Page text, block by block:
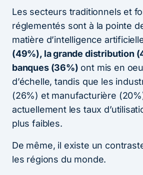
Les secteurs traditionnels et
réglementés sont à la pointe
matière d’intelligence
(49%), la grande distribution
banques (36%) ont mis en
d’échelle, tandis que les
(26%) et manufacturière
actuellement les taux
plus faibles.
De même, il existe un
les régions du monde.